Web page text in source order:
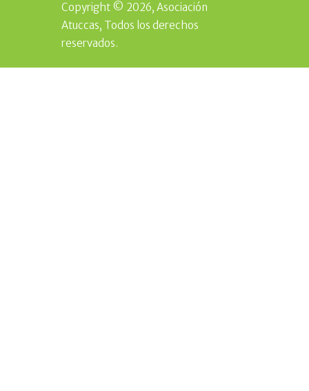
Copyright © 2026, Asociación
Atuccas, Todos los derechos
reservados.